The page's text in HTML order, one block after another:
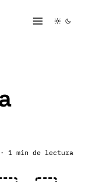
· 1 min de lectura